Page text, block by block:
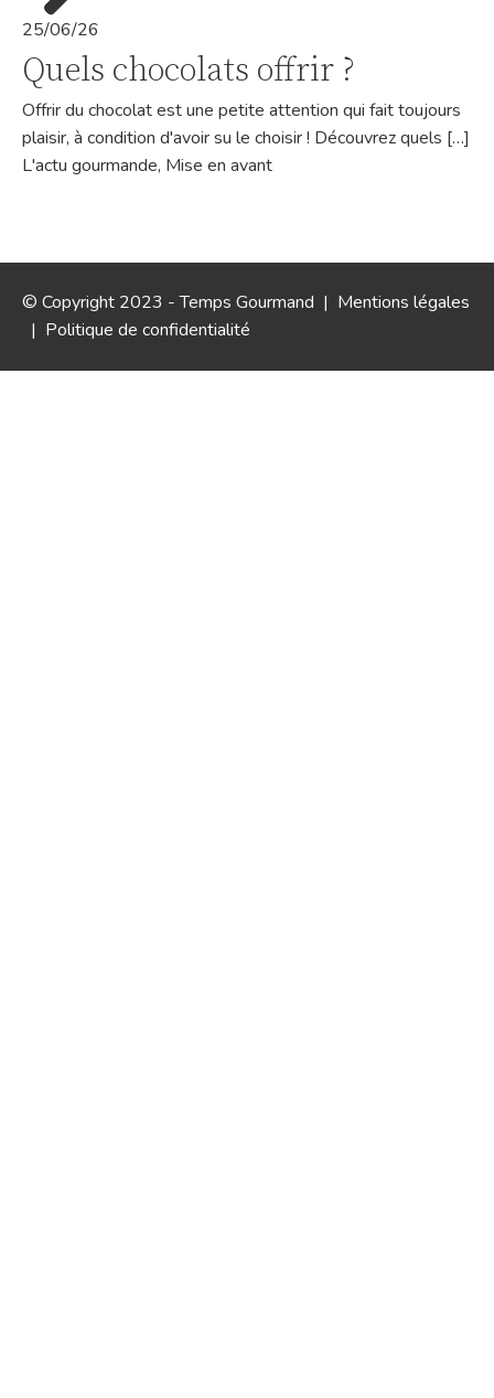
25/06/26
Quels chocolats offrir ?
Offrir du chocolat est une petite attention qui fait toujours
plaisir, à condition d'avoir su le choisir ! Découvrez quels […]
L'actu gourmande, Mise en avant
© Copyright 2023 - Temps Gourmand | Mentions légales
| Politique de confidentialité